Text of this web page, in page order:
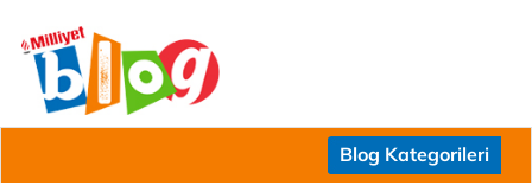
Blog Kategorileri